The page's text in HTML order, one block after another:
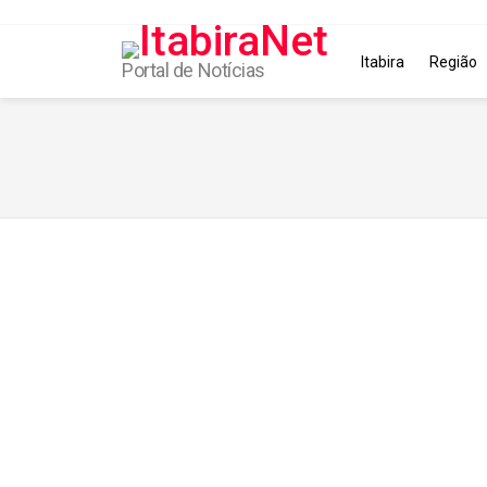
Portal de Notícias Itabira Região